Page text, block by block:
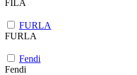
FILA
FURLA
FURLA
Fendi
Fendi